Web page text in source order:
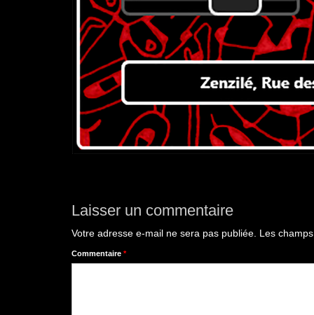
Laisser un commentaire
Votre adresse e-mail ne sera pas publiée. Les
Commentaire *